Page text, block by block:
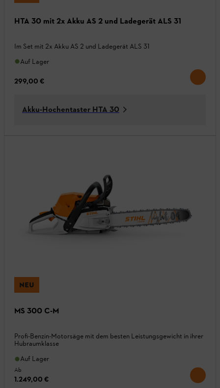
HTA 30 mit 2x Akku AS 2 und Ladegerät ALS 31
Im Set mit 2x Akku AS 2 und Ladegerät ALS 31
Auf Lager
299,00 €
Akku-Hochentaster HTA 30
NEU
MS 300 C-M
Profi-Benzin-Motorsäge mit dem besten Leistungsgewicht in ihrer
Hubraumklasse
Auf Lager
Ab
1.249,00 €